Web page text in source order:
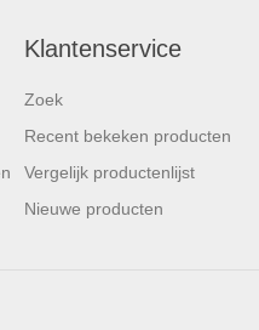
Klantenservice
Zoek
Recent bekeken producten
Vergelijk productenlijst
Nieuwe producten